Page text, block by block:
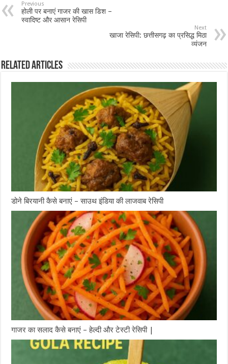
Previous
होली पर बनाएं गाजर की खास डिश –
स्वादिष्ट और आसान रेसिपी
Next
खाजा रेसिपी: छत्तीसगढ़ का प्रसिद्ध मिठा
व्यंजन
Related Articles
डोने बिरयानी कैसे बनाएं – साउथ इंडिया की लाजवाब रेसिपी
गाजर का सलाद कैसे बनाएं – हेल्दी और टेस्टी रेसिपी |